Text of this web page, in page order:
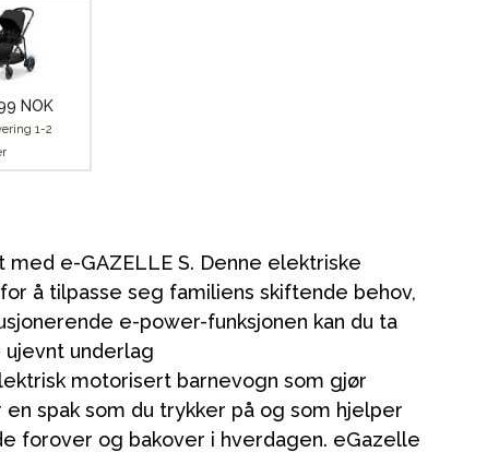
NOK
1-2
e-GAZELLE S. Denne elektriske
å tilpasse seg familiens skiftende behov,
e-power-funksjonen kan du ta
underlag
motorisert barnevogn som gjør
spak som du trykker på og som hjelper
forover og bakover i hverdagen. eGazelle